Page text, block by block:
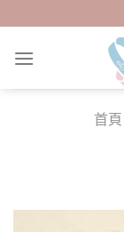
to
content
首頁